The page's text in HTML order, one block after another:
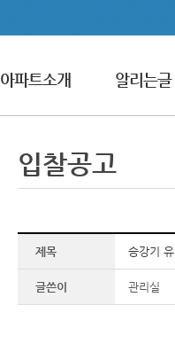
아파트소개 알리는글
입찰공고
제목 승강기
글쓴이 관리실